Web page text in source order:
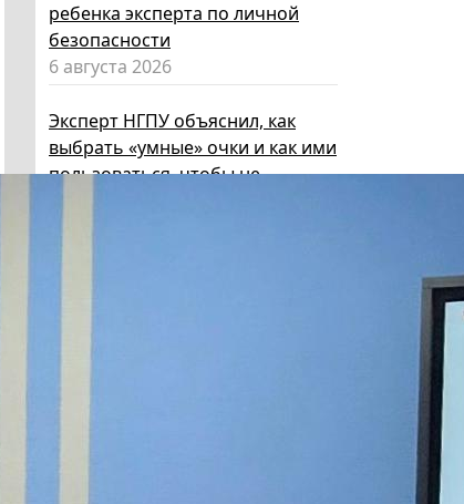
ребенка эксперта по личной
безопасности
6 августа 2026
Эксперт НГПУ объяснил, как
выбрать «умные» очки и как ими
пользоваться, чтобы не